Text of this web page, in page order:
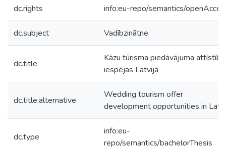
dc.rights info:eu-repo/semantics/
dc.subject Vadībzinātne
dc.title
Kāzu tūrisma piedāvājuma
iespējas Latvijā
dc.title.alternative
Wedding tourism offer
development opportunities in
dc.type
info:eu-
repo/semantics/bachelorThesis